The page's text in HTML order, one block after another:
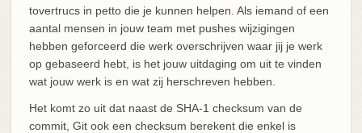
tovertrucs in petto die je kunnen helpen. Als iemand of een
aantal mensen in jouw team met pushes wijzigingen
hebben geforceerd die werk overschrijven waar jij je werk
op gebaseerd hebt, is het jouw uitdaging om uit te vinden
wat jouw werk is en wat zij herschreven hebben.
Het komt zo uit dat naast de SHA-1 checksum van de
commit, Git ook een checksum berekent die enkel is